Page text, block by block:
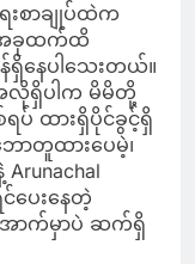
ေးစာချုပ်ထဲက
အခုထက်ထိ
နေပါသေးတယ်။
လိုရှိပါက မိမိတို့
ထားရှိပိုင်ခွင့်ရှိ
တူထားပေမဲ့၊
ပေးနေတဲ့
အောက်မှာပဲ ဆက်ရှိ